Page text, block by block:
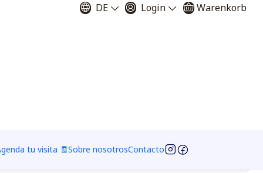
DE Login Warenkorb
tu visita 🧾Sobre nosotrosContacto